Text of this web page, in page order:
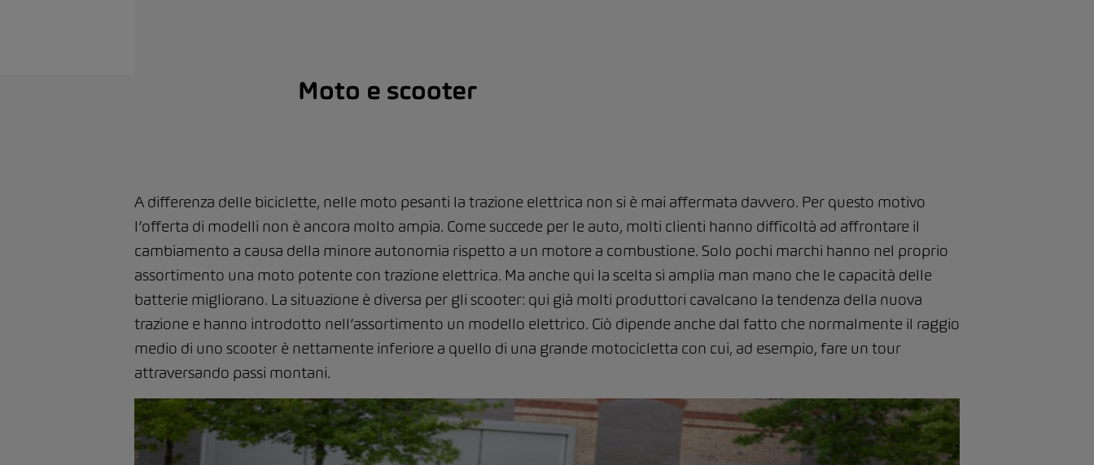
Moto e scooter
A differenza delle biciclette, nelle moto pesanti la trazione elettrica non si è mai affermata davvero. Per questo motivo
l’offerta di modelli non è ancora molto ampia. Come succede per le auto, molti clienti hanno difficoltà ad affrontare il
cambiamento a causa della minore autonomia rispetto a un motore a combustione. Solo pochi marchi hanno nel proprio
assortimento una moto potente con trazione elettrica. Ma anche qui la scelta si amplia man mano che le capacità delle
batterie migliorano. La situazione è diversa per gli scooter: qui già molti produttori cavalcano la tendenza della nuova
trazione e hanno introdotto nell’assortimento un modello elettrico. Ciò dipende anche dal fatto che normalmente il raggio
medio di uno scooter è nettamente inferiore a quello di una grande motocicletta con cui, ad esempio, fare un tour
attraversando passi montani.